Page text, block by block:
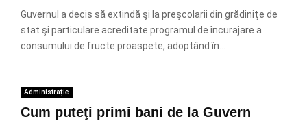
Guvernul a decis să extindă şi la preşcolarii din grădiniţe de
stat şi particulare acreditate programul de încurajare a
consumului de fructe proaspete, adoptând în...
Administrație
Cum puteţi primi bani de la Guvern